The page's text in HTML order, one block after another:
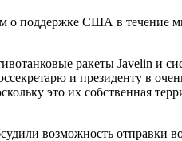
о поддержке США в течение
ракеты Javelin и
и президенту в
это их собственная
возможность